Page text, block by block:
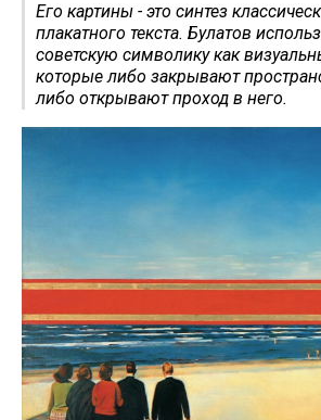
Его картины - это синтез
плакатного текста. Булатов
советскую символику как
которые либо закрывают
либо открывают проход в него.